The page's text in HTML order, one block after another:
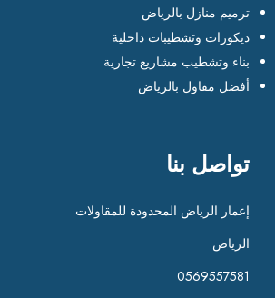
ترميم منازل بالرياض
ديكورات وتشطيبات داخلية
بناء وتشطيب مشاريع تجارية
أفضل مقاول بالرياض
تواصل بنا
إعمار الرياض المحدودة للمقاولات
الرياض
0569557581